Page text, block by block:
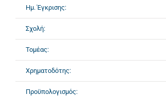
Ημ. Έγκρισης:
Σχολή:
Τομέας:
Χρηματοδότης:
Προϋπολογισμός: